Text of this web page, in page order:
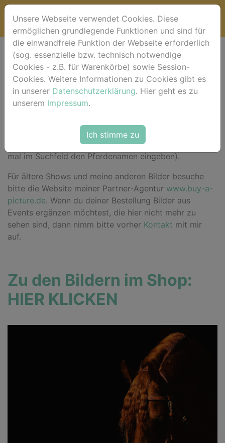
Willkommen bei
horse-foto.de !
findest du für das aktuelle Event deine
Bilder sortiert nach Pferdenamen (alternativ einfach
mal im Suchfeld den Pferdenamen eingeben).
Für ältere Shows und meine anderen Bilder besuche
bitte die Website meiner Partner-Agentur www.buy-a-
picture.de. Wenn du deiner Bestellung Bilder aus
Events ergänzen möchtest, die hier nicht mehr zu
sehen sind, dann nimm bitte vorher Kontakt mit mir
auf.
Zu den Bildern im Shop:
HIER KLICKEN
Unsere Webseite verwendet Cookies. Diese
ermöglichen grundlegende Funktionen und sind für
die einwandfreie Funktion der Webseite erforderlich
(sog. essenzielle bzw. technisch notwendige
Cookies - z.B. für Warenkörbe) sowie Session-
Cookies. Weitere Informationen zu Cookies gibt es
in unserer Datenschutzerklärung. Hier geht es zu
unserem Impressum.
Ich stimme zu